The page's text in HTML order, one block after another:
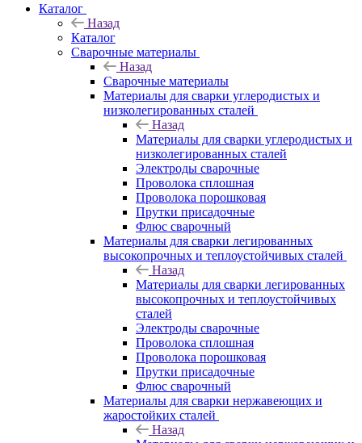
Каталог
Назад
Каталог
Сварочные материалы
Назад
Сварочные материалы
Материалы для сварки углеродистых и
низколегированных сталей
Назад
Материалы для сварки углеродистых и
низколегированных сталей
Электроды сварочные
Проволока сплошная
Проволока порошковая
Прутки присадочные
Флюс сварочный
Материалы для сварки легированных
высокопрочных и теплоустойчивых сталей
Назад
Материалы для сварки легированных
высокопрочных и теплоустойчивых
сталей
Электроды сварочные
Проволока сплошная
Проволока порошковая
Прутки присадочные
Флюс сварочный
Материалы для сварки нержавеющих и
жаростойких сталей
Назад